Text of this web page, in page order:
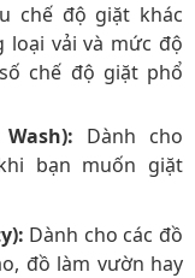
chế độ giặt khác
loại vải và mức độ
chế độ giặt phổ
Dành cho
bạn muốn giặt
Dành cho các đồ
đồ làm vườn hay